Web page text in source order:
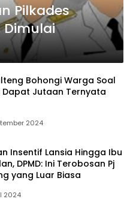
Pilkades
Dimulai
Bohongi Warga Soal
Dapat Jutaan Ternyata
2024
Insentif Lansia Hingga Ibu
DPMD: Ini Terobosan Pj
yang Luar Biasa
2024